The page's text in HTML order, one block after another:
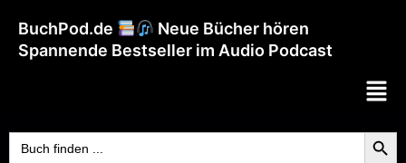
BuchPod.de
Neue Bücher hören
Spannende Bestseller im Audio Podcast
Search
for: